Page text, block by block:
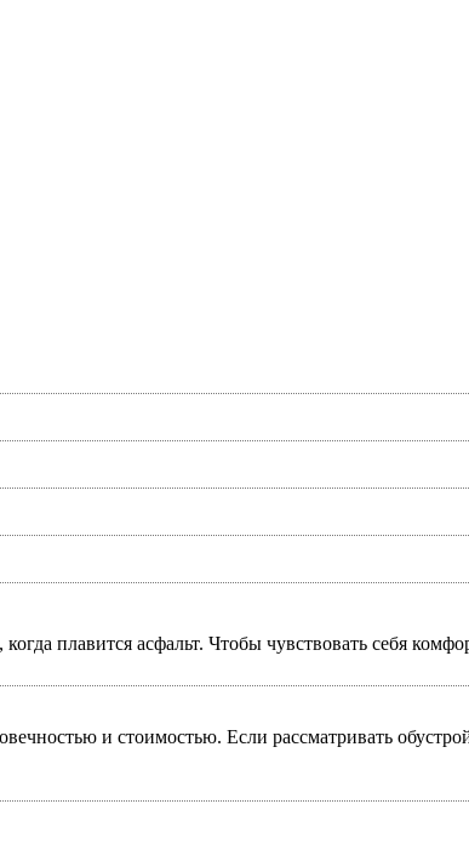
плавится асфальт. Чтобы чувствовать себя
и стоимостью. Если рассматривать